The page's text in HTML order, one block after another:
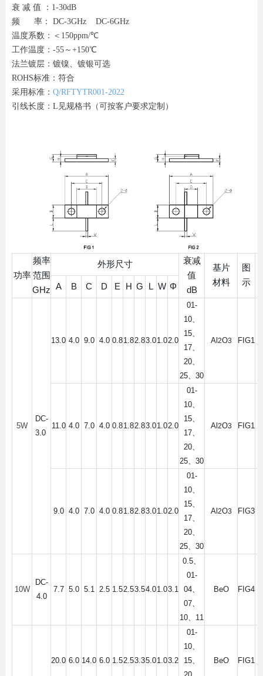
衰 减 值 ：1-30dB
频 率： DC-3GHz DC-6GHz
温度系数：＜150ppm/℃
工作温度：-55～+150℃
法兰镀层：镀镍、镀银可选
ROHS标准：符合
采用标准： Q/RFTYTR001-2022
引线长度：L见规格书（可按客户要求定制）
功率
频率
范围
GHz
外形尺寸
衰减
值
dB
基片
材料
图
示
A B C D E H G L W Φ
5W
DC-
3.0
13.0 4.0 9.0 4.0 0.81.82.83.01.02.0
01-
10、
15、
17、
20、
25、 30
Al 2O3 FIG1
11.0 4.0 7.0 4.0 0.81.82.83.01.02.0
01-
10、
15、
17、
20、
25、 30
Al 2O3 FIG1
9.0 4.0 7.0 4.0 0.81.82.83.01.02.0
01-
10、
15、
17、
20、
25、 30
Al 2O3 FIG3
10W
DC-
4.0
7.7 5.0 5.1 2.5 1.52.53.54.01.03.1
0.5、
01-
04、
07、
10、 11
BeO FIG4
20.0 6.0 14.0 6.0 1.52.53.35.01.03.2
01-
10、
15、
BeO FIG1